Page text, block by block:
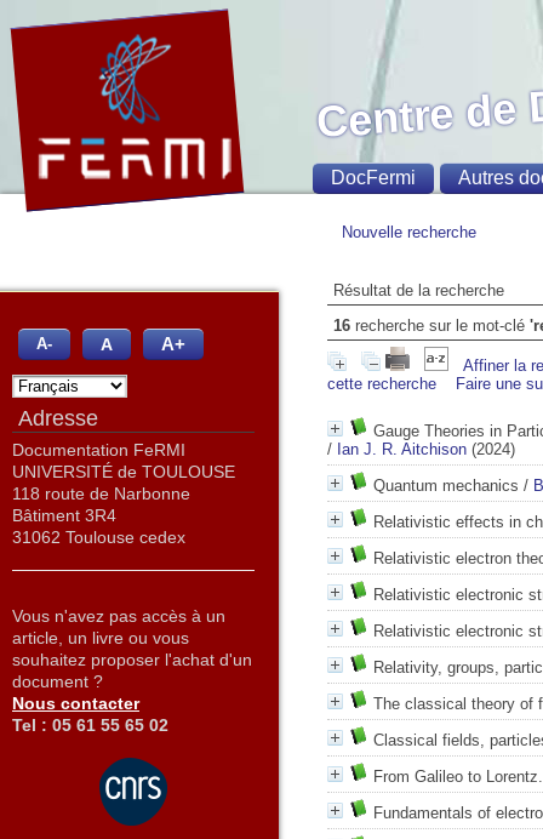
Nouvelle recherche
Résultat de la recherche
16 recherche sur le mot-clé
Affiner la
cette recherche
Faire une
Gauge Theories in
/ Ian J. R. Aitchison (2024)
Quantum mechanics /
Relativistic effects in
Relativistic electron
Relativistic electronic
Relativistic electronic
Relativity, groups,
The classical theory of
Classical fields,
From Galileo to
Fundamentals of
Centre de
DocFermi Autres
A- A A+
Adresse
Documentation FeRMI
UNIVERSITÉ de TOULOUSE
118 route de Narbonne
Bâtiment 3R4
31062 Toulouse cedex
Vous n'avez pas accès à un
article, un livre ou vous
souhaitez proposer l'achat d'un
document ?
Nous contacter
Tel : 05 61 55 65 02